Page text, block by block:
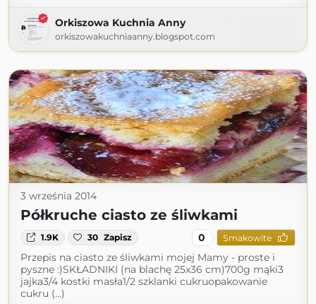
Orkiszowa Kuchnia Anny
orkiszowakuchniaanny.blogspot.com
3 września 2014
Półkruche ciasto ze śliwkami
1.9K 30 Zapisz 0 Smakowite
Przepis na ciasto ze śliwkami mojej Mamy - proste i
pyszne :)SKŁADNIKI (na blachę 25x36 cm)700g mąki3
jajka3/4 kostki masła1/2 szklanki cukruopakowanie
cukru (...)